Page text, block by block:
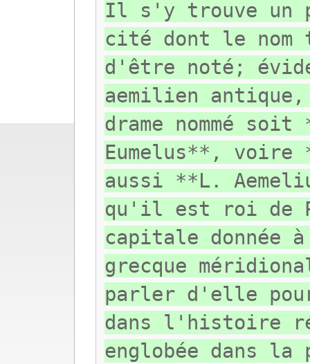
Il s'y trouve un
cité dont le nom
d'être noté;
aemilien
drame nommé
Eumelus**, voire
aussi **L.
qu'il est roi de
capitale donnée
grecque
parler d'elle
dans l'histoire
englobée dans la